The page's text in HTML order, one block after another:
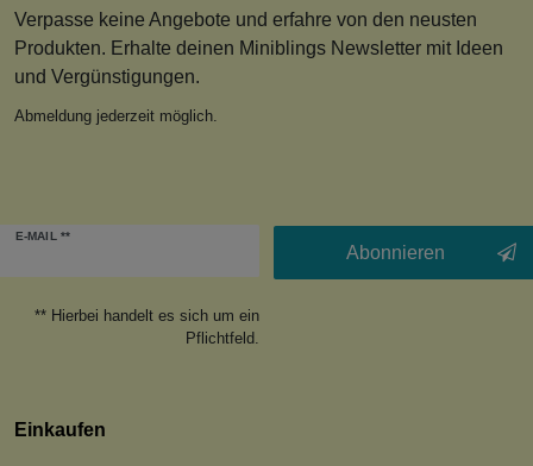
Verpasse keine Angebote und erfahre von den neusten
Produkten. Erhalte deinen Miniblings Newsletter mit Ideen
und Vergünstigungen.
Abmeldung jederzeit möglich.
E-MAIL **
Abonnieren
** Hierbei handelt es sich um ein
Pflichtfeld.
Einkaufen